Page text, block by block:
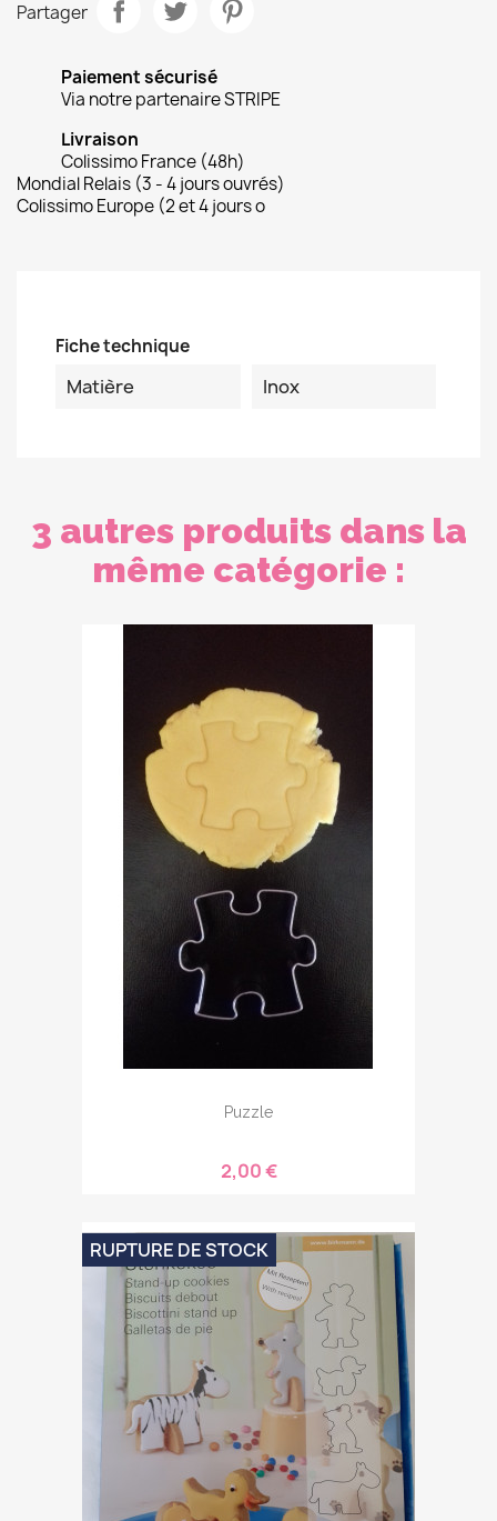
Partager
Paiement sécurisé
Via notre partenaire STRIPE
Livraison
Colissimo France (48h)
Mondial Relais (3 - 4 jours ouvrés)
Colissimo Europe (2 et 4 jours o
Fiche technique
Matière Inox
3 autres produits dans la
même catégorie :
Puzzle
2,00 €
RUPTURE DE STOCK